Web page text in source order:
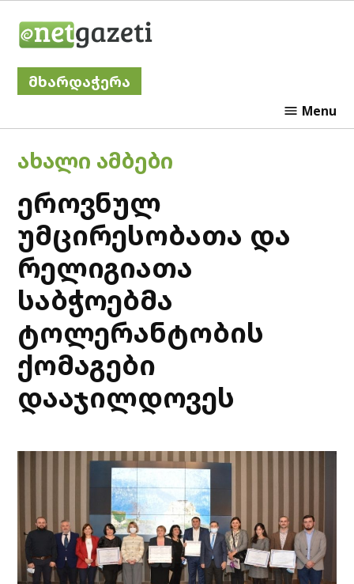
მხარდაჭერა
Menu
POSTED
IN
ᲐᲮᲐᲚᲘ ᲐᲛᲑᲔᲑᲘ
ეროვნულ
უმცირესობათა და
რელიგიათა
საბჭოებმა
ტოლერანტობის
ქომაგები
დააჯილდოვეს